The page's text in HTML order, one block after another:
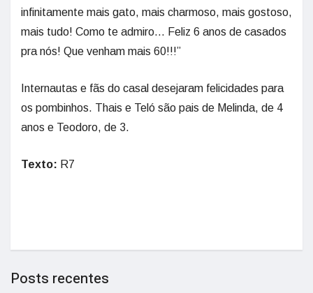
infinitamente mais gato, mais charmoso, mais gostoso,
mais tudo! Como te admiro… Feliz 6 anos de casados
pra nós! Que venham mais 60!!!”
Internautas e fãs do casal desejaram felicidades para
os pombinhos. Thais e Teló são pais de Melinda, de 4
anos e Teodoro, de 3.
Texto: R7
Posts recentes